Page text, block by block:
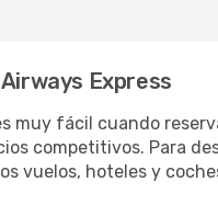
Express
muy fácil cuando
competitivos. Para
vuelos, hoteles y